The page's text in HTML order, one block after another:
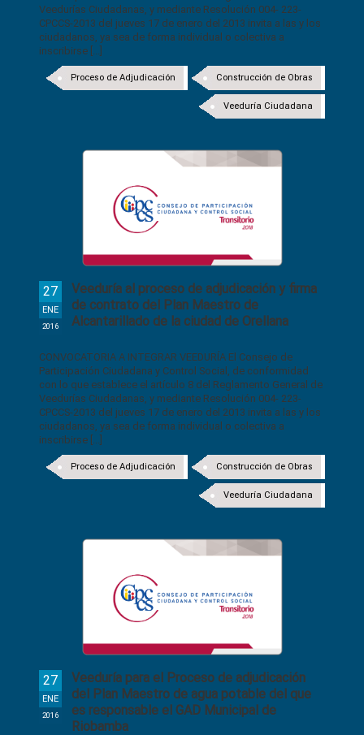
Veedurías Ciudadanas, y mediante Resolución 004- 223-
CPCCS-2013 del jueves 17 de enero del 2013 invita a las y los
ciudadanos, ya sea de forma individual o colectiva a
inscribirse [...]
Construcción de Obras
Proceso de Adjudicación
Veeduría Ciudadana
Veeduría al proceso de adjudicación y firma
de contrato del Plan Maestro de
Alcantarillado de la ciudad de Orellana
27
ENE
2016
CONVOCATORIA A INTEGRAR VEEDURÍA El Consejo de
Participación Ciudadana y Control Social, de conformidad
con lo que establece el artículo 8 del Reglamento General de
Veedurías Ciudadanas, y mediante Resolución 004- 223-
CPCCS-2013 del jueves 17 de enero del 2013 invita a las y los
ciudadanos, ya sea de forma individual o colectiva a
inscribirse [...]
Construcción de Obras
Proceso de Adjudicación
Veeduría Ciudadana
Veeduría para el Proceso de adjudicación
del Plan Maestro de agua potable del que
es responsable el GAD Municipal de
Riobamba
27
ENE
2016